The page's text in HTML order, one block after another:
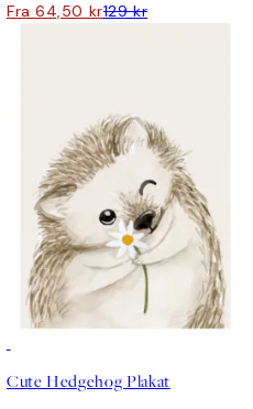
Fra 64,50 kr129 kr
Cute Hedgehog Plakat